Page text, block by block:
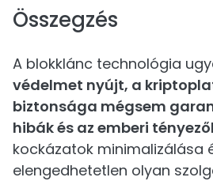
Összegzés
A blokklánc technológia
védelmet nyújt, a
biztonsága mégsem
hibák és az emberi
kockázatok minimalizálása
elengedhetetlen olyan